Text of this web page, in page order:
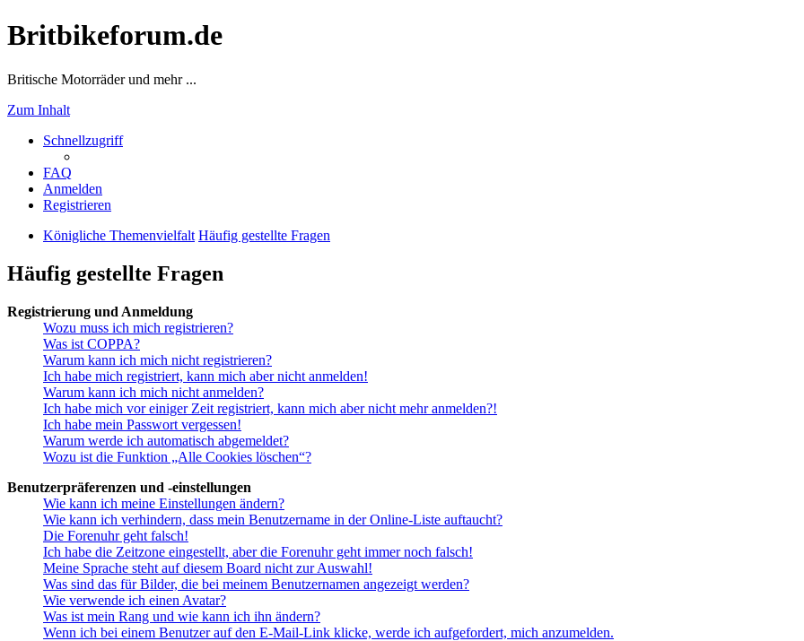
Britbikeforum.de
Britische Motorräder und mehr ...
Zum Inhalt
Schnellzugriff
FAQ
Anmelden
Registrieren
Königliche Themenvielfalt Häufig gestellte Fragen
Häufig gestellte Fragen
Registrierung und Anmeldung
Wozu muss ich mich registrieren?
Was ist COPPA?
Warum kann ich mich nicht registrieren?
Ich habe mich registriert, kann mich aber nicht anmelden!
Warum kann ich mich nicht anmelden?
Ich habe mich vor einiger Zeit registriert, kann mich aber nicht mehr anmelden?!
Ich habe mein Passwort vergessen!
Warum werde ich automatisch abgemeldet?
Wozu ist die Funktion „Alle Cookies löschen“?
Benutzerpräferenzen und -einstellungen
Wie kann ich meine Einstellungen ändern?
Wie kann ich verhindern, dass mein Benutzername in der Online-Liste auftaucht?
Die Forenuhr geht falsch!
Ich habe die Zeitzone eingestellt, aber die Forenuhr geht immer noch falsch!
Meine Sprache steht auf diesem Board nicht zur Auswahl!
Was sind das für Bilder, die bei meinem Benutzernamen angezeigt werden?
Wie verwende ich einen Avatar?
Was ist mein Rang und wie kann ich ihn ändern?
Wenn ich bei einem Benutzer auf den E-Mail-Link klicke, werde ich aufgefordert, mich anzumelden.